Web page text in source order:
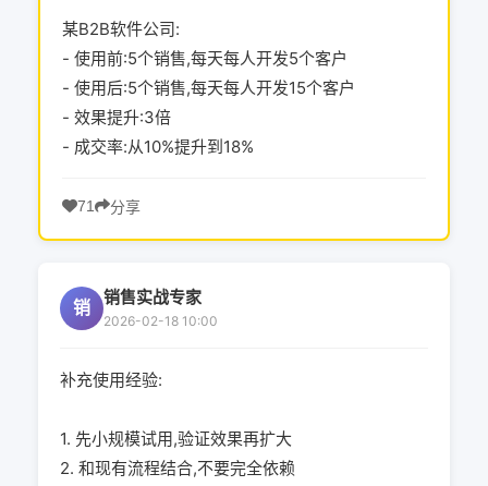
某B2B软件公司:
- 使用前:5个销售,每天每人开发5个客户
- 使用后:5个销售,每天每人开发15个客户
- 效果提升:3倍
- 成交率:从10%提升到18%
71 分享
销 销售实战专家
2026-02-18 10:00
补充使用经验:
1. 先小规模试用,验证效果再扩大
2. 和现有流程结合,不要完全依赖